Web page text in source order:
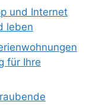
und Internet
leben
für Ihre